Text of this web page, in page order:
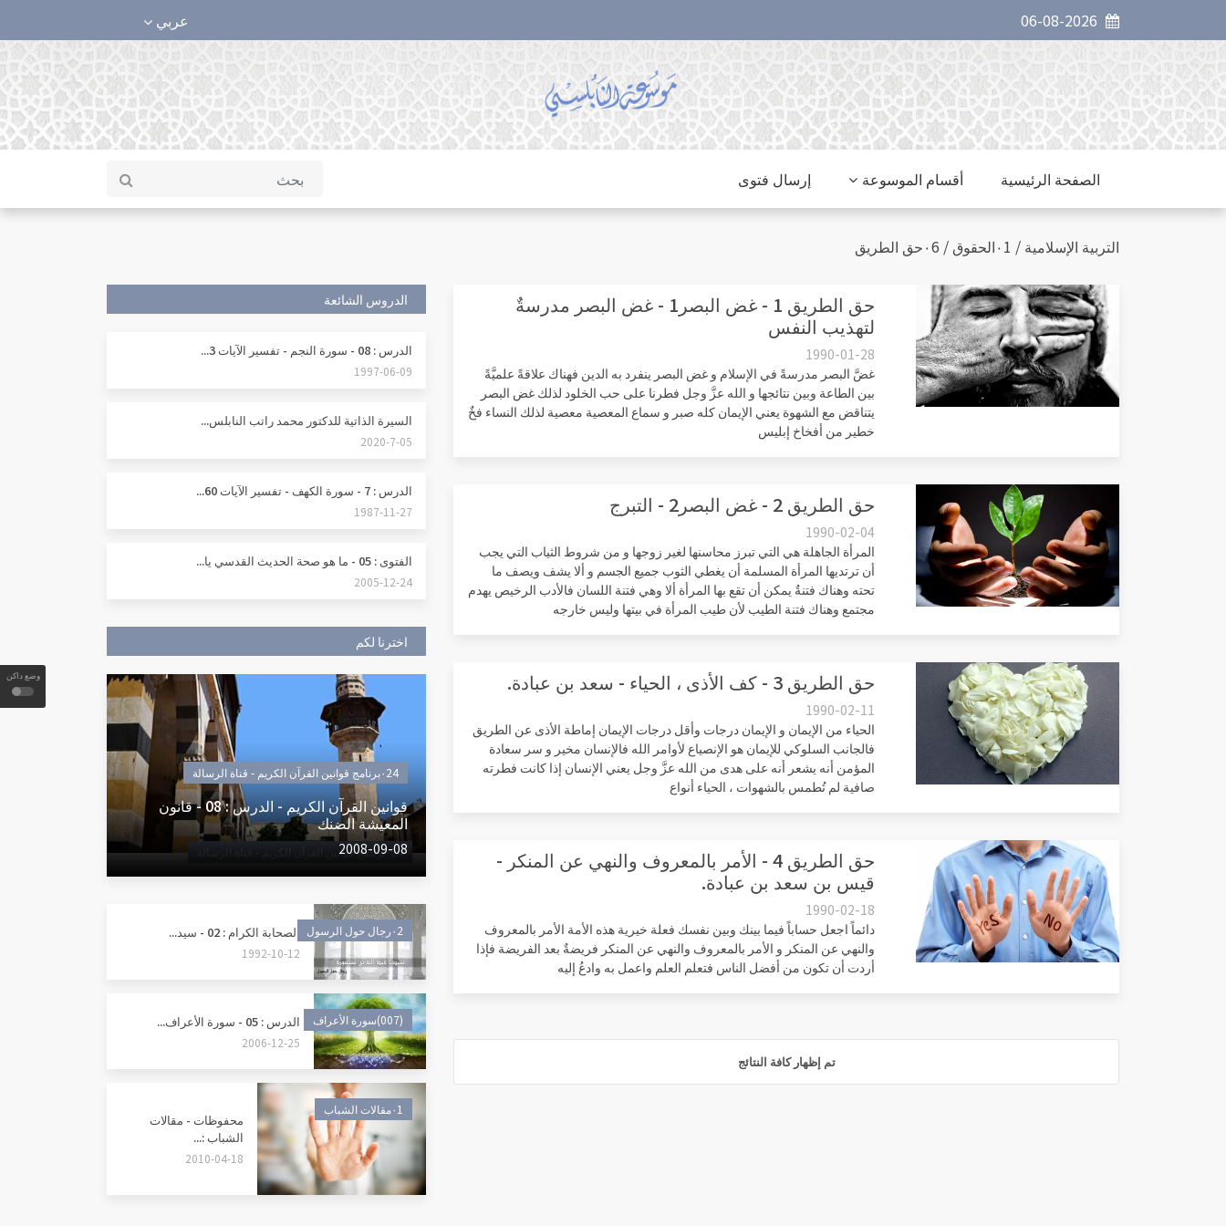
وضع داكن
عربي
الصفحة الرئيسية أقسام الموسوعة إرسال فتوى
التربية الإسلامية / ٠1الحقوق / ٠6حق الطريق
حق الطريق 1 - غض البصر1 - غض البصر مدرسةٌ
لتهذيب النفس
1990-01-28
غضَّ البصر مدرسةً في الإسلام و غض البصر ينفرد به الدين فهناك علاقةً علميَّةً
بين الطاعة وبين نتائجها و الله عزَّ وجل فطرنا على حب الخلود لذلك غض البصر
يتناقض مع الشهوة يعني الإيمان كله صبر و سماع المعصية معصية لذلك النساء فخٌ
خطير من أفخاخ إبليس
حق الطريق 2 - غض البصر2 - التبرج
1990-02-04
المرأة الجاهلة هي التي تبرز محاسنها لغير زوجها و من شروط الثياب التي يجب
أن ترتديها المرأة المسلمة أن يغطي الثوب جميع الجسم و ألا يشف ويصف ما
تحته وهناك فتنةٌ يمكن أن تقع بها المرأة ألا وهي فتنة اللسان فالأدب الرخيص يهدم
مجتمع وهناك فتنة الطيب لأن طيب المرأة في بيتها وليس خارجه
حق الطريق 3 - كف الأذى ، الحياء - سعد بن عبادة.
1990-02-11
الحياء من الإيمان و الإيمان درجات وأقل درجات الإيمان إماطة الأذى عن الطريق
فالجانب السلوكي للإيمان هو الإنصياع لأوامر الله فالإنسان مخير و سر سعادة
المؤمن أنه يشعر أنه على هدى من الله عزَّ وجل يعني الإنسان إذا كانت فطرته
صافية لم تُطمس بالشهوات ، الحياء أنواع
حق الطريق 4 - الأمر بالمعروف والنهي عن المنكر -
قيس بن سعد بن عبادة.
1990-02-18
دائماً اجعل حساباً فيما بينك وبين نفسك فعلة خيرية هذه الأمة الأمر بالمعروف
والنهي عن المنكر و الأمر بالمعروف والنهي عن المنكر فريضةٌ بعد الفريضة فإذا
أردت أن تكون من أفضل الناس فتعلم العلم واعمل به وادعُ إليه
تم إظهار كافة النتائج
الدروس الشائعة
الدرس : 08 - سورة النجم - تفسير الآيات 3...
1997-06-09
السيرة الذاتية للدكتور محمد راتب النابلس...
2020-7-05
الدرس : 7 - سورة الكهف - تفسير الآيات 60...
1987-11-27
الفتوى : 05 - ما هو صحة الحديث القدسي يا...
2005-12-24
اخترنا لكم
٠24برنامج قوانين القرآن الكريم - قناة الرسالة
٠24برنامج قوانين القرآن الكريم - قناة الرسالة
قوانين القرآن الكريم - الدرس : 08 - قانون
المعيشة الضنك
2008-09-08
٠2رجال حول الرسول الصحابة الكرام : 02 - سيد...
1992-10-12
(007)سورة الأعراف الدرس : 05 - سورة الأعراف...
2006-12-25
٠1مقالات الشباب
محفوظات - مقالات
الشباب :...
2010-04-18